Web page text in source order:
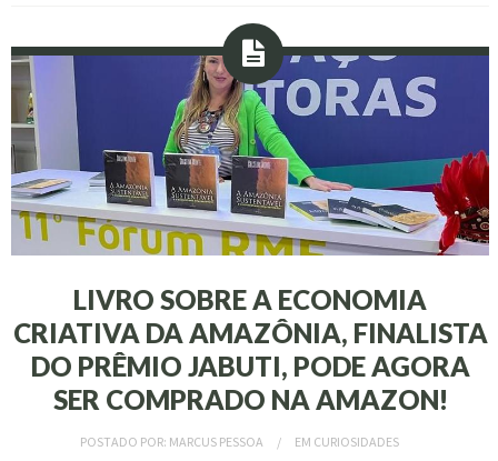
LIVRO SOBRE A ECONOMIA
CRIATIVA DA AMAZÔNIA, FINALISTA
DO PRÊMIO JABUTI, PODE AGORA
SER COMPRADO NA AMAZON!
POSTADO POR: MARCUS PESSOA EM CURIOSIDADES